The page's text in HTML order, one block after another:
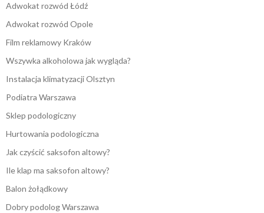
Adwokat rozwód Łódź
Adwokat rozwód Opole
Film reklamowy Kraków
Wszywka alkoholowa jak wygląda?
Instalacja klimatyzacji Olsztyn
Podiatra Warszawa
Sklep podologiczny
Hurtowania podologiczna
Jak czyścić saksofon altowy?
Ile klap ma saksofon altowy?
Balon żołądkowy
Dobry podolog Warszawa